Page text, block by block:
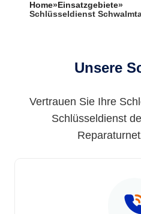
Home» Einsatzgebiete»
Schlüsseldienst
Unsere
Vertrauen Sie Ihre
Schlüsseldienst